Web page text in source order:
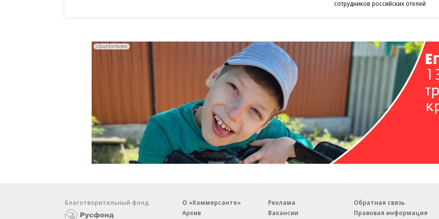
сотрудников российских отелей
СОЦРЕКЛАМА
Благотворительный фонд
О «Коммерсанте»
Архив
Реклама
Вакансии
Обратная связь
Правовая информация